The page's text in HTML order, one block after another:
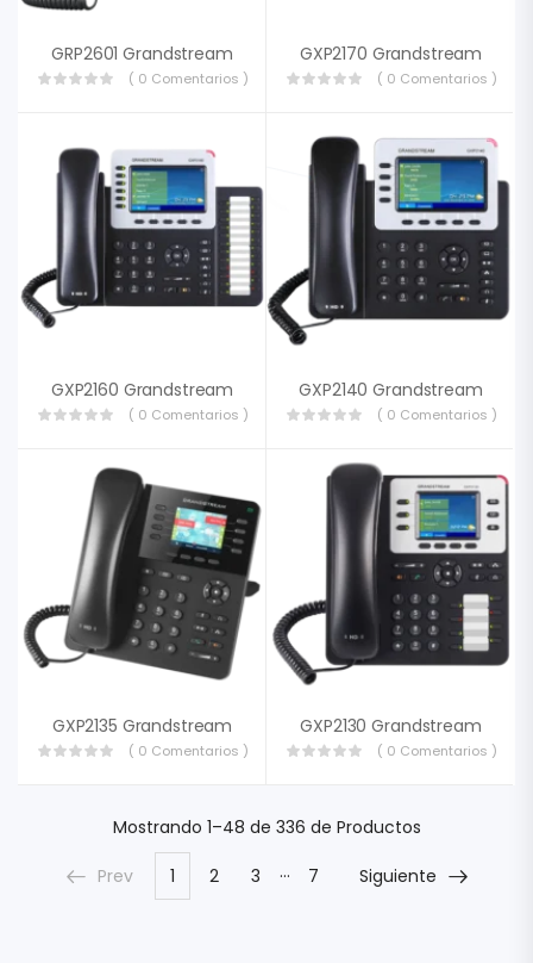
GRP2601 Grandstream
( 0 Comentarios )
GXP2170 Grandstream
( 0 Comentarios )
GXP2160 Grandstream
( 0 Comentarios )
GXP2140 Grandstream
( 0 Comentarios )
GXP2135 Grandstream
( 0 Comentarios )
GXP2130 Grandstream
( 0 Comentarios )
Mostrando 1–48 de 336 de Productos
Prev 1 2 3 … 7 Siguiente